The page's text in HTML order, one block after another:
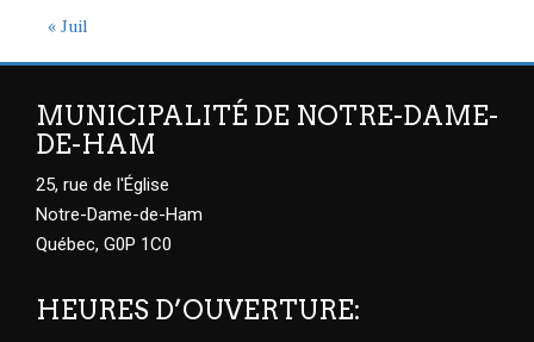
« Juil
MUNICIPALITÉ DE NOTRE-DAME-
DE-HAM
25, rue de l'Église
Notre-Dame-de-Ham
Québec, G0P 1C0
HEURES D’OUVERTURE: